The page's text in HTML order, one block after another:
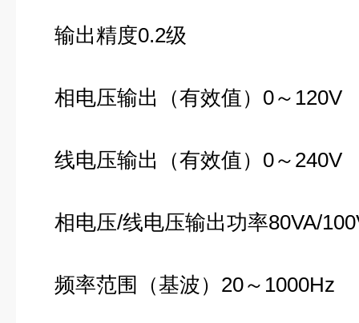
输出精度0.2级
相电压输出（有效值）0～120V
线电压输出（有效值）0～240V
相电压/线电压输出功率80VA/
频率范围（基波）20～1000Hz